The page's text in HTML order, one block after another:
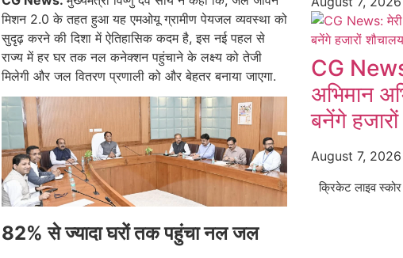
मिशन 2.0 के तहत हुआ यह एमओयू ग्रामीण पेयजल व्यवस्था को
सुदृढ़ करने की दिशा में ऐतिहासिक कदम है, इस नई पहल से
राज्य में हर घर तक नल कनेक्शन पहुंचाने के लक्ष्य को तेजी
मिलेगी और जल वितरण प्रणाली को और बेहतर बनाया जाएगा.
82% से ज्यादा घरों तक पहुंचा नल जल
CG
अभिमान
बनेंगे
August 7,
क्रिकेट लाइव स्कोर